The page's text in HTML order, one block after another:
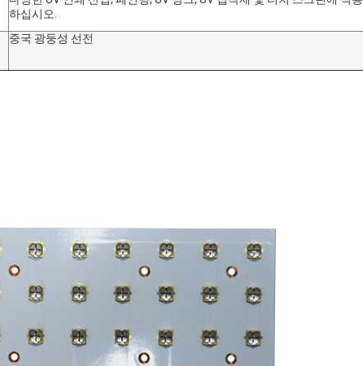
하십시오.
중국 광둥성 선전